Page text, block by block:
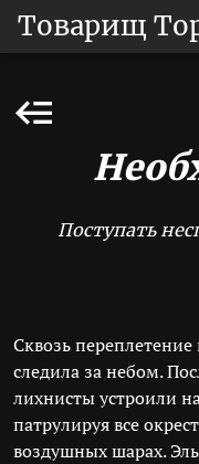
Товарищ
Поступать
Сквозь
следила за небом.
лихнисты устроили
патрулируя все
воздушных шарах.